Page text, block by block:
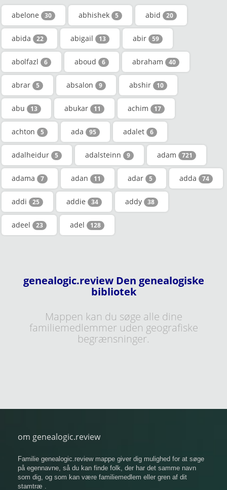
abelone 30 abhishek 5 abid 20
abida 22 abigail 13 abir 59
abolfazl 6 aboud 6 abraham 40
abrar 5 absalon 9 abshir 10
abu 13 abukar 11 achim 17
achton 5 ada 95 adalet 6
adalheidur 5 adalsteinn 9 adam 721
adama 7 adan 11 adar 5 adda 74
addi 25 addie 34 addy 38
adeel 23 adel 128
genealogic.review Den genealogiske
bibliotek
Mappen kan du søge alle dine
familiemedlemmer uden geografiske
begrænsninger.
om genealogic.review
Familie genealogic.review mappe giver dig mulighed for at søge
på egennavne, så du kan finde folk, der har det samme navn
som dig, og som kan være familiemedlem eller gren af ​​dit
stamtræ .